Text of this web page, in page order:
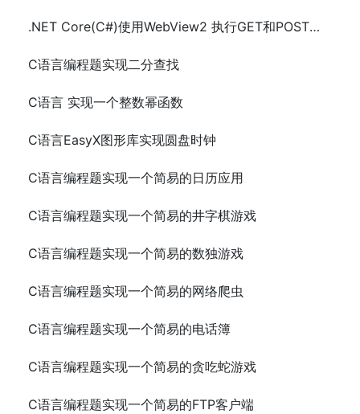
.NET Core(C#)使用WebView2 执行GET和POST请求的方法
C语言编程题实现二分查找
C语言 实现一个整数幂函数
C语言EasyX图形库实现圆盘时钟
C语言编程题实现一个简易的日历应用
C语言编程题实现一个简易的井字棋游戏
C语言编程题实现一个简易的数独游戏
C语言编程题实现一个简易的网络爬虫
C语言编程题实现一个简易的电话簿
C语言编程题实现一个简易的贪吃蛇游戏
C语言编程题实现一个简易的FTP客户端